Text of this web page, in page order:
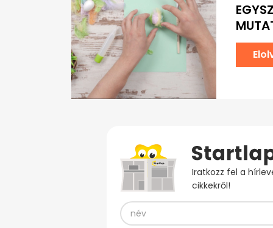
Iratkozz fel a
cikkekről!